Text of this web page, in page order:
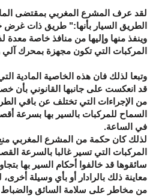
الطريق السيار بأنها:" طريق ذات غرض
وينفذ منها وإليها من منافذ خاصة معدة
المركبات التي تكون مجهزة بمحرك
وتبعا لذلك فان هذه الخاصية المادية
قد انعكست على جانبها القانوني بأن
من الإجراءات التي تختلف عن باقي
السماح للمركبات بالسير بها بسرعة
في الساعة.
لذلك كان حكمة من المشرع المغربي
المركبات التي تسير غالبا بالسرعة
سائقوها قد خالفوا أحكام السير بها
معاينة ذلك بالرادار أو بأي وسيلة
من مخاطر على سلامة السائق والضباط